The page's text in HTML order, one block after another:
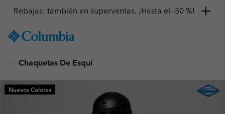
TO
SKIP
MAIN
NAV
Rebajas: también en superventas. ¡Hasta el -50 %!
Chaquetas De Esquí
Nuevos Colores